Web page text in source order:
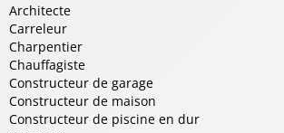
Architecte
Carreleur
Charpentier
Chauffagiste
Constructeur de garage
Constructeur de maison
Constructeur de piscine en dur